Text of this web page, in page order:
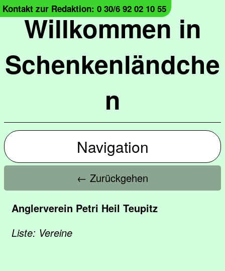
Willkommen in
Schenkenländche
n
Kontakt zur Redaktion: 0 30/6 92 02 10 55
Navigation
← Zurückgehen
Anglerverein Petri Heil Teupitz
Liste: Vereine